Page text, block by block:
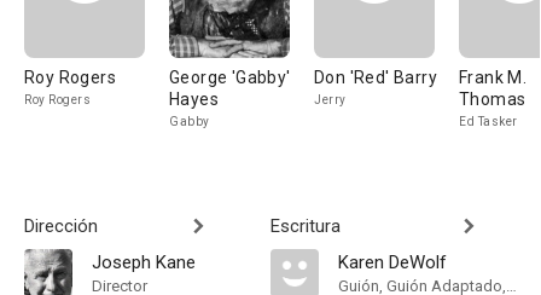
Roy Rogers
Roy Rogers
George 'Gabby'
Hayes
Gabby
Don 'Red' Barry
Jerry
Frank M.
Thomas
Ed Tasker
Dirección
Joseph Kane
Director
Escritura
Karen DeWolf
Guión, Guión Adaptado, Historia